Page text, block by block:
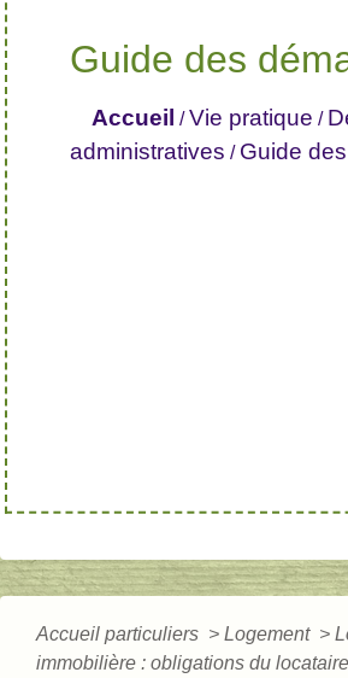
Guide des
Accueil /Vie pratique /
administratives / Guide
Accueil particuliers > Logement >
immobilière : obligations du locataire